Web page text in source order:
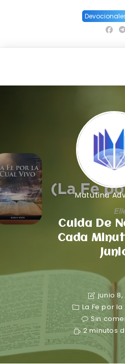
Matutina
Cuida De
Cada
junio 8,
La Fe por
Sin
2 minutos